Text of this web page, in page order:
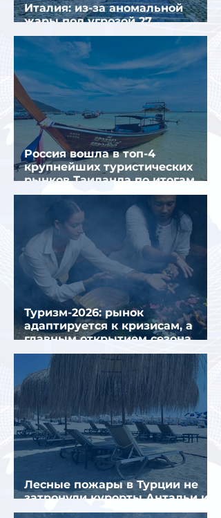
Италия: из-за аномальной
жары под угрозой 27
крупнейших городов
Россия вошла в топ-4
крупнейших туристических
рынков Таиланда по итогам
семи месяцев 2026 года
Туризм-2026: рынок
адаптируется к кризисам, а
главным открытием сезона
стал Вьетнам
Лесные пожары в Турции не
затронули курорты Антальи и
Муглы